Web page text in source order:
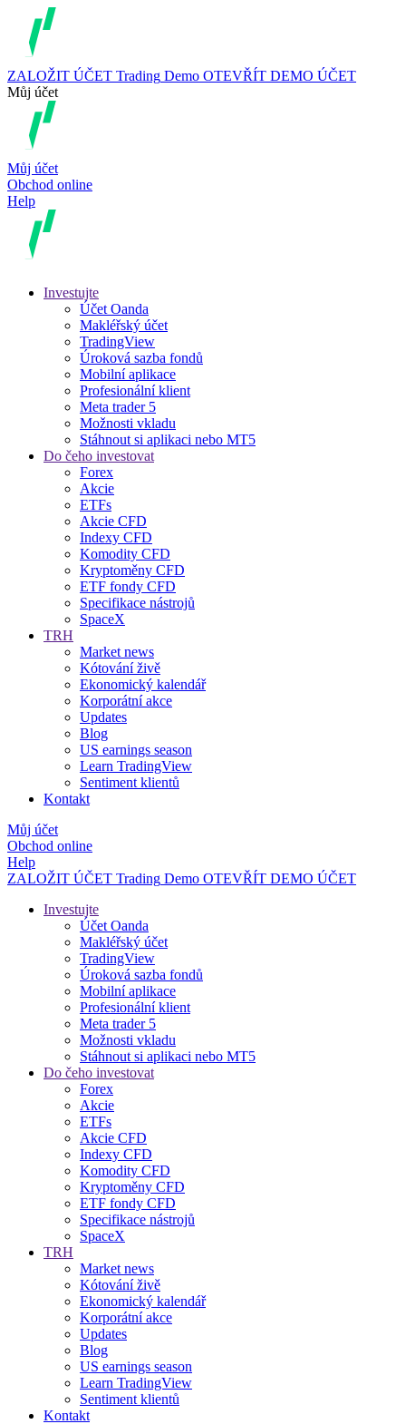
ZALOŽIT ÚČET Trading Demo OTEVŘÍT DEMO ÚČET
Můj účet
Můj účet
Obchod online
Help
Investujte
Účet Oanda
Makléřský účet
TradingView
Úroková sazba fondů
Mobilní aplikace
Profesionální klient
Meta trader 5
Možnosti vkladu
Stáhnout si aplikaci nebo MT5
Do čeho investovat
Forex
Akcie
ETFs
Akcie CFD
Indexy CFD
Komodity CFD
Kryptoměny CFD
ETF fondy CFD
Specifikace nástrojů
SpaceX
TRH
Market news
Kótování živě
Ekonomický kalendář
Korporátní akce
Updates
Blog
US earnings season
Learn TradingView
Sentiment klientů
Kontakt
Můj účet
Obchod online
Help
ZALOŽIT ÚČET Trading Demo OTEVŘÍT DEMO ÚČET
Investujte
Účet Oanda
Makléřský účet
TradingView
Úroková sazba fondů
Mobilní aplikace
Profesionální klient
Meta trader 5
Možnosti vkladu
Stáhnout si aplikaci nebo MT5
Do čeho investovat
Forex
Akcie
ETFs
Akcie CFD
Indexy CFD
Komodity CFD
Kryptoměny CFD
ETF fondy CFD
Specifikace nástrojů
SpaceX
TRH
Market news
Kótování živě
Ekonomický kalendář
Korporátní akce
Updates
Blog
US earnings season
Learn TradingView
Sentiment klientů
Kontakt